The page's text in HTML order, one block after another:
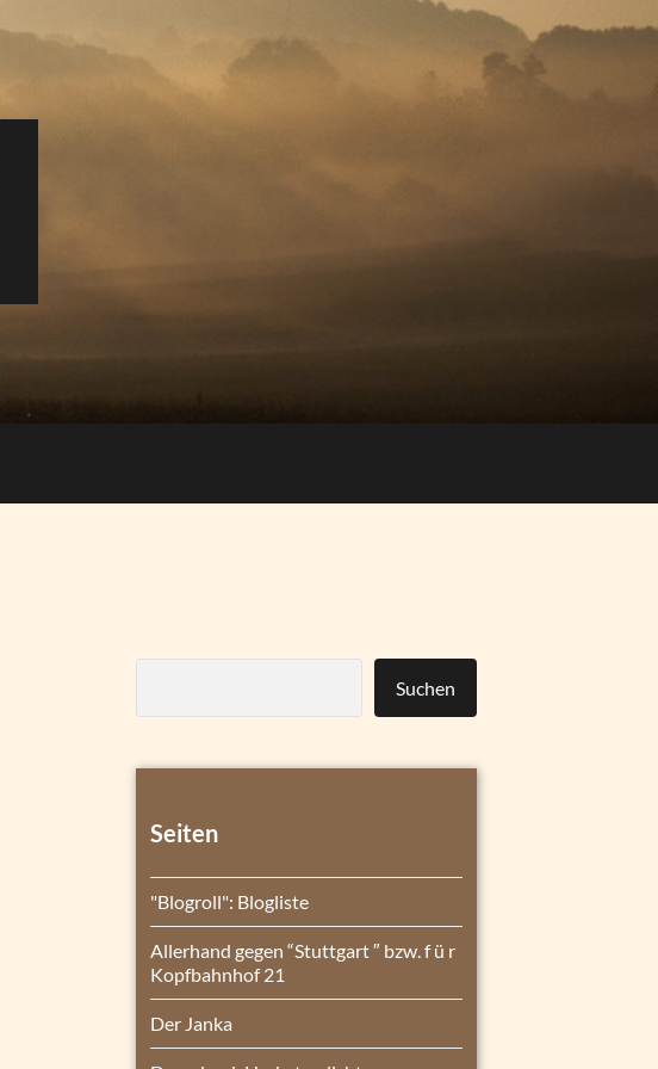
Suchen
Seiten
"Blogroll": Blogliste
Allerhand gegen “Stuttgart ″ bzw. f ü r
Kopfbahnhof 21
Der Janka